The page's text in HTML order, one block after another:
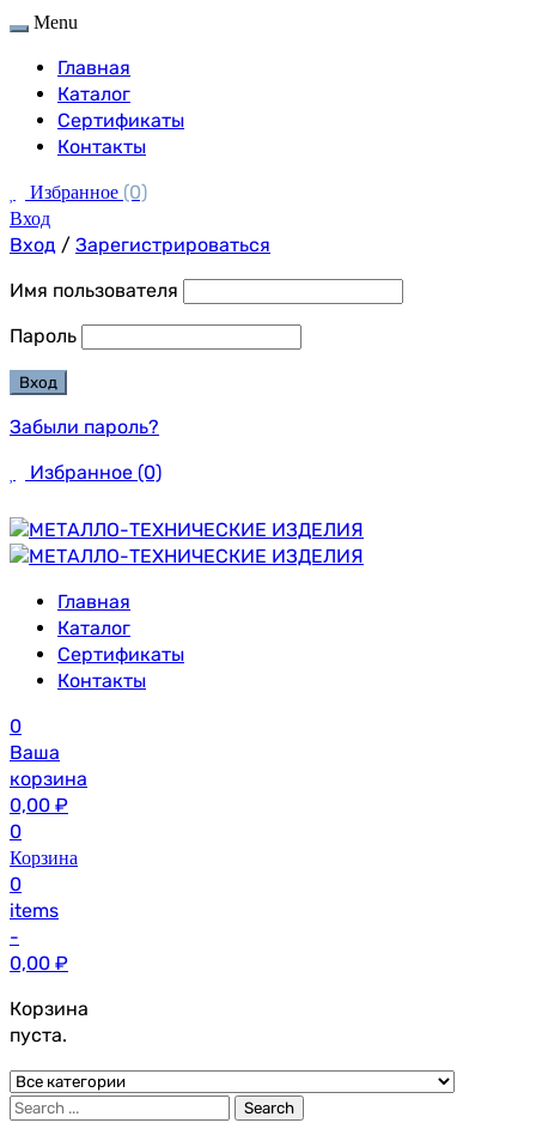
Menu
Главная
Каталог
Сертификаты
Контакты
Избранное (0)
Вход
Вход / Зарегистрироваться
Имя пользователя
Пароль
Забыли пароль?
Избранное (0)
Главная
Каталог
Сертификаты
Контакты
0
Ваша
корзина
0,00 ₽
0
Корзина
0
items
-
0,00 ₽
Корзина
пуста.
Search